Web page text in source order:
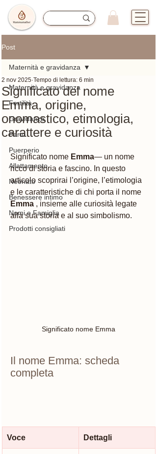
Post
Maternità e gravidanza
Fertilità
Gravidanza
Parto
Puerperio
Allattamento
Neonato
Benessere intimo
Nomi e Famiglia
Prodotti consigliati
Maternità e gravidanza
Significato del nome
Emma, origine,
onomastico, etimologia,
carattere e curiosità
2 nov 2025 Tempo di lettura: 6 min
Significato nome Emma— un nome
ricco di storia e fascino. In questo
articolo scoprirai l’origine, l’etimologia
e le caratteristiche di chi porta il nome
Emma , insieme alle curiosità legate
alla sua storia e al suo simbolismo.
Significato nome Emma
Il nome Emma: scheda
completa
Voce Dettagli